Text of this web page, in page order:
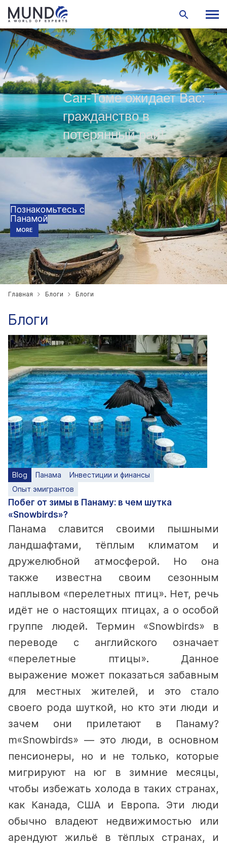
Сан-Томе ожидает Вас:
гражданство в
потерянный рай!
Познакомьтесь с
Панамой
MORE
Главная Блоги Блоги
Блоги
Blog Панама
Инвестиции и финансы
Опыт эмигрантов
Побег от зимы в Панаму: в чем шутка
«Snowbirds»?
Панама славится своими пышными
ландшафтами, тёплым климатом и
дружелюбной атмосферой. Но она
также известна своим сезонным
наплывом «перелетных птиц». Нет, речь
идёт не о настоящих птицах, а о особой
группе людей. Термин «Snowbirds» в
переводе с английского означает
«перелетные птицы». Данное
выражение может показаться забавным
для местных жителей, и это стало
своего рода шуткой, но кто эти люди и
зачем они прилетают в Панаму?
m«Snowbirds» — это люди, в основном
пенсионеры, но и не только, которые
мигрируют на юг в зимние месяцы,
чтобы избежать холода в таких странах,
как Канада, США и Европа. Эти люди
обычно владеют недвижимостью или
арендуют жильё в тёплых странах, и